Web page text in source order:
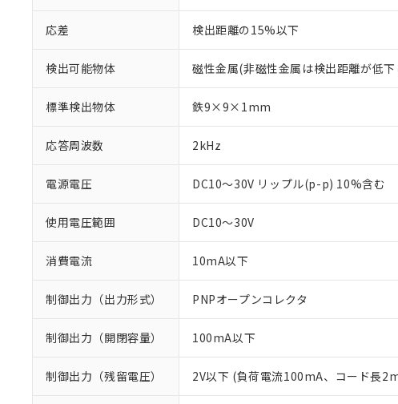
応差 検出距離の15%以下
検出可能物体 磁性金属(非磁性金属は検出距離が低
標準検出物体 鉄9×9×1mm
応答周波数 2kHz
電源電圧 DC10～30V リップル(p-p) 10%含む
使用電圧範囲 DC10～30V
消費電流 10mA以下
制御出力（出力形式） PNPオープンコレクタ
制御出力（開閉容量） 100mA以下
制御出力（残留電圧） 2V以下 (負荷電流100mA、コード長
※1 対応状況
対応予定なし：EU RoHS
調査・確認中：EU RoHS